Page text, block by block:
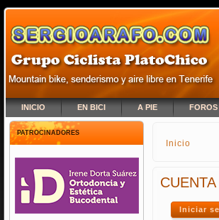
INICIO EN BICI A PIE FOROS
PATROCINADORES
SE
Inicio
Iniciar